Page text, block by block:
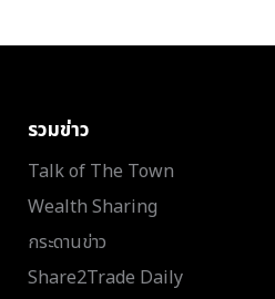
รวมข่าว
Talk of The Town
Wealth Sharing
กระดานข่าว
Share2Trade Daily